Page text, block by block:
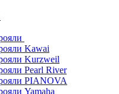
Kawai
Kurzweil
Pearl River
PIANOVA
Yamaha